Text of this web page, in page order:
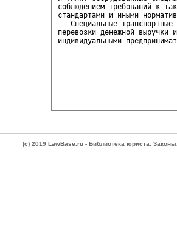
соблюдением требований к
стандартами и иными
Специальные транспортные
перевозки денежной выручки
(c) 2019 LawBase.ru - Библиотека юриста.